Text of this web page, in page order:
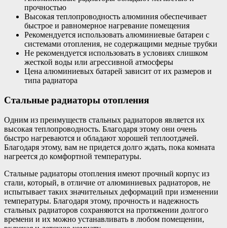
прочностью
Высокая теплопроводность алюминия обеспечивает
быстрое и равномерное нагревание помещения
Рекомендуется использовать алюминиевые батареи с
системами отопления, не содержащими медные трубки
Не рекомендуется использовать в условиях слишком
жесткой воды или агрессивной атмосферы
Цена алюминиевых батарей зависит от их размеров и
типа радиатора
Стальные радиаторы отопления
Одним из преимуществ стальных радиаторов является их
высокая теплопроводность. Благодаря этому они очень
быстро нагреваются и обладают хорошей теплоотдачей.
Благодаря этому, вам не придется долго ждать, пока комната
нагреется до комфортной температуры.
Стальные радиаторы отопления имеют прочный корпус из
стали, который, в отличие от алюминиевых радиаторов, не
испытывает таких значительных деформаций при изменении
температуры. Благодаря этому, прочность и надежность
стальных радиаторов сохраняются на протяжении долгого
времени и их можно устанавливать в любом помещении,